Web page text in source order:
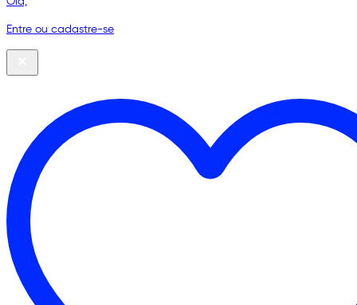
Entre ou cadastre-se